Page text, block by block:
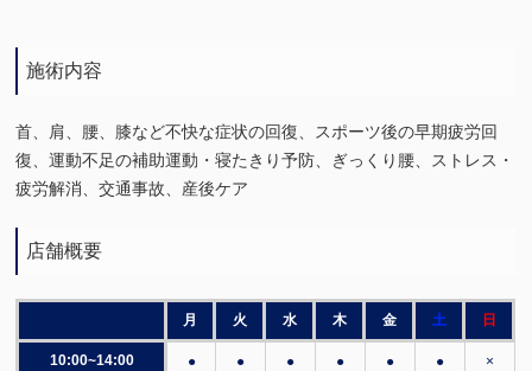
施術内容
首、肩、腰、膝など不快な症状の回復、スポーツ後の早期疲労回
復、運動不足の補助運動・寝たきり予防、ぎっくり腰、ストレス・
疲労解消、交通事故、産後ケア
店舗概要
月 火 水 木 金 土 日
10:00~14:00 ● ● ● ● ● ● ×